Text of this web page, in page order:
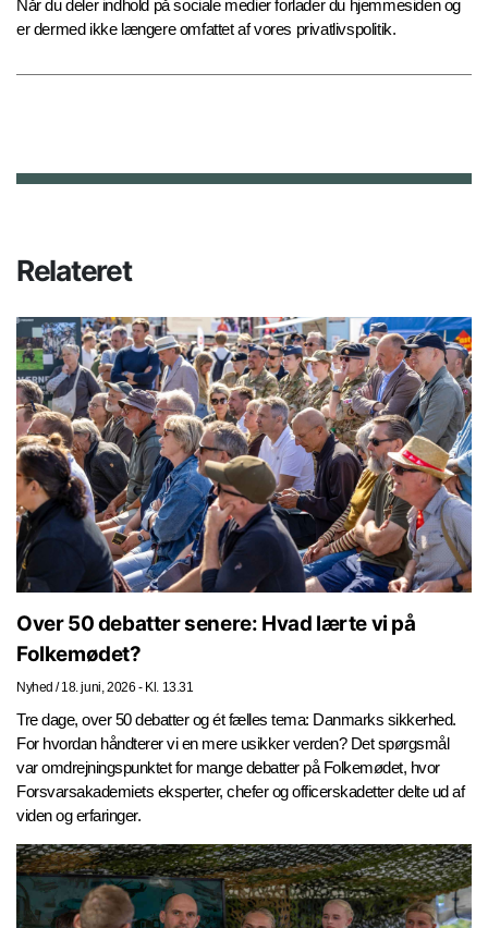
Når du deler indhold på sociale medier forlader du hjemmesiden og
er dermed ikke længere omfattet af vores privatlivspolitik.
Relateret
Over 50 debatter senere: Hvad lærte vi på
Folkemødet?
Nyhed / 18. juni, 2026 - Kl. 13.31
Tre dage, over 50 debatter og ét fælles tema: Danmarks sikkerhed.
For hvordan håndterer vi en mere usikker verden? Det spørgsmål
var omdrejningspunktet for mange debatter på Folkemødet, hvor
Forsvarsakademiets eksperter, chefer og officerskadetter delte ud af
viden og erfaringer.